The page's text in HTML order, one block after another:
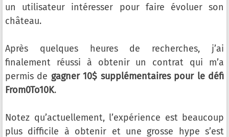
un utilisateur intéresser pour faire évoluer son
château.
Après quelques heures de recherches, j’ai
finalement réussi à obtenir un contrat qui m’a
permis de gagner 10$ supplémentaires pour le défi
From0To10K.
Notez qu’actuellement, l’expérience est beaucoup
plus difficile à obtenir et une grosse hype s’est